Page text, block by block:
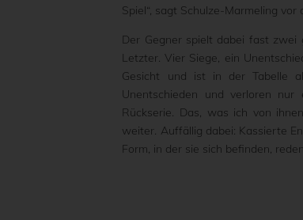
Spiel“, sagt Schulze-Marmeling vor
Der Gegner spielt dabei fast zwei
Letzter. Vier Siege, ein
Gesicht und ist in der Tabelle
Unentschieden und verloren
Rückserie. Das, was ich von
weiter. Auffällig dabei: Kassierte
Form, in der sie sich befinden,